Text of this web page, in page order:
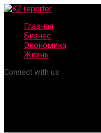
Главная
Бизнес
Экономика
Жизнь
Connect with us